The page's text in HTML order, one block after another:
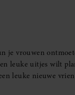
je vrouwen
leuke uitjes wilt
leuke nieuwe